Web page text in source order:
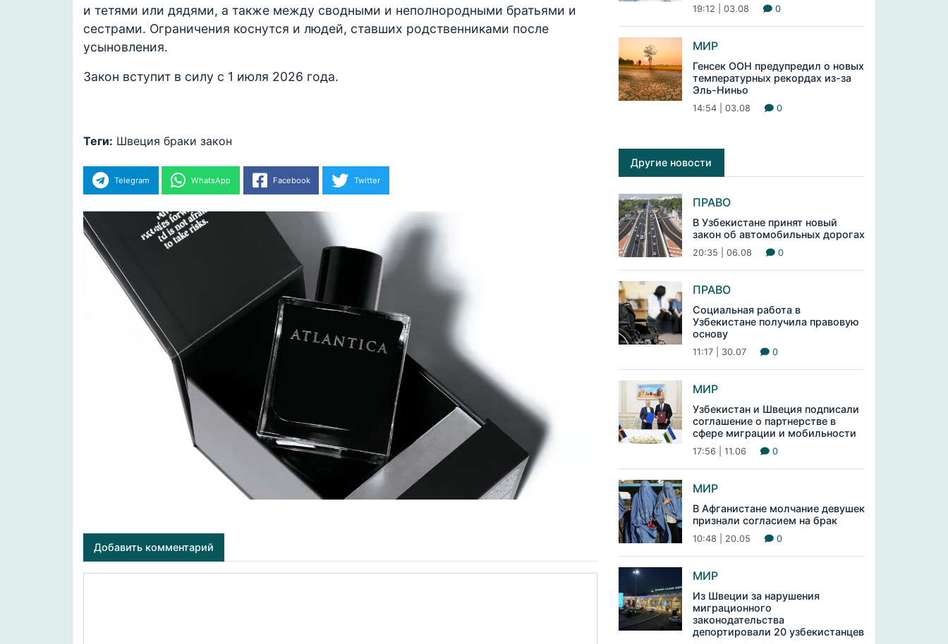
и тетями или дядями, а также между сводными и неполнородными братьями и
сестрами. Ограничения коснутся и людей, ставших родственниками после
усыновления.
Закон вступит в силу с 1 июля 2026 года.
Теги: Швеция браки закон
Telegram WhatsApp Facebook Twitter
Добавить комментарий
19:12 | 03.08 0
МИР
Генсек ООН предупредил о новых
температурных рекордах из-за
Эль-Ниньо
14:54 | 03.08 0
Другие новости
ПРАВО
В Узбекистане принят новый
закон об автомобильных дорогах
20:35 | 06.08 0
ПРАВО
Социальная работа в
Узбекистане получила правовую
основу
11:17 | 30.07 0
МИР
Узбекистан и Швеция подписали
соглашение о партнерстве в
сфере миграции и мобильности
17:56 | 11.06 0
МИР
В Афганистане молчание девушек
признали согласием на брак
10:48 | 20.05 0
МИР
Из Швеции за нарушения
миграционного
законодательства
депортировали 20 узбекистанцев